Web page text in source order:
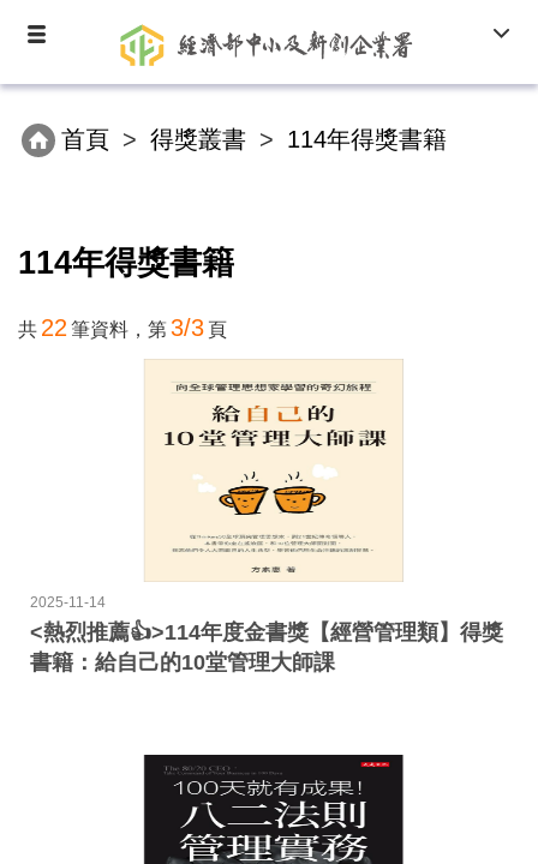
要
Toggle
首頁 得獎叢書 114年得獎書籍
114年得獎書籍
共 22 筆資料，第3/3 頁
2025-11-14
<熱烈推薦👍>114年度金書獎【經營管理類】得獎
書籍：給自己的10堂管理大師課